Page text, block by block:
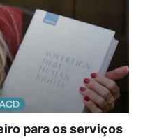
para os serviços